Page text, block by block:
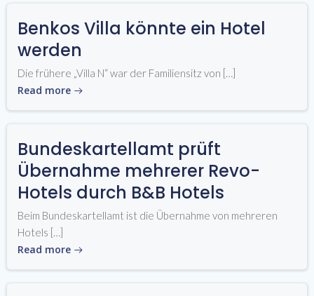
Benkos Villa könnte ein Hotel
werden
Die frühere „Villa N“ war der Familiensitz von […]
Read more
Bundeskartellamt prüft
Übernahme mehrerer Revo-
Hotels durch B&B Hotels
Beim Bundeskartellamt ist die Übernahme von mehreren
Hotels […]
Read more